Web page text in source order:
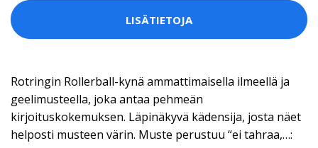
LISÄTIETOJA
Rotringin Rollerball-kynä ammattimaisella ilmeellä ja
geelimusteella, joka antaa pehmeän
kirjoituskokemuksen. Läpinäkyvä kädensija, josta näet
helposti musteen värin. Muste perustuu “ei tahraa,…: